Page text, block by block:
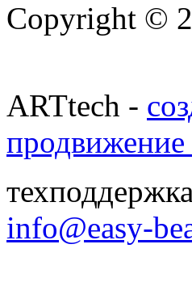
Copyright ©
ARTtech -
продвижение
info@easy-